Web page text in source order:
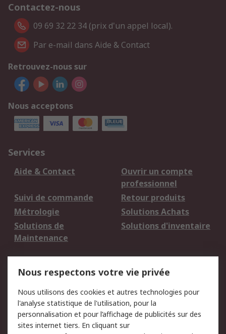
Contactez-nous
09 69 32 22 34 (prix d'un appel local).
Par e-mail dans Aide & Contact
Retrouvez-nous sur
Nous acceptons
Services
Aide & Contact
Ouvrir un compte
professionnel
Suivi de commande
Retour produits
Métrologie
Solutions Achats
Solutions de
Maintenance
Solutions d'inventaire
du site
Politique de protection
des données - Mise à
Sécurité des E-mails
Nous respectons votre vie privée
Nous utilisons des cookies et autres technologies pour
l'analyse statistique de l'utilisation, pour la
personnalisation et pour l’affichage de publicités sur des
sites internet tiers. En cliquant sur